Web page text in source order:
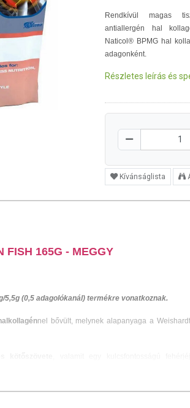
Rendkívül magas
antiallergén hal
Naticol® BPMG hal
adagonként.
Részletes leírás és
Kívánságlista
FISH 165G - MEGGY
(0,5 adagolókanál) termékre vonatkoznak.
nel bővült, melynek alapanyaga a
kohézióját, rugalmasságát